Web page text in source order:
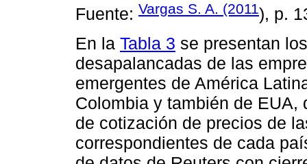
Fuente: Vargas S. A. (2011), p.
En la Tabla 3 se presentan
desapalancadas de las
emergentes de América
Colombia y también de
de cotización de precios de
correspondientes de cada